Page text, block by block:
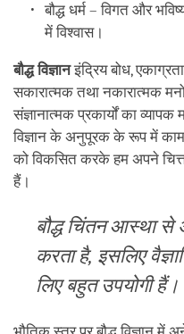
बौद्ध धर्म – विगत और
में विश्वास।
बौद्ध विज्ञानइंद्रिय बोध,
सकारात्मक तथा नकारात्मक
संज्ञानात्मक प्रकार्यों का
विज्ञान के अनुपूरक के रूप में
को विकसित करके हम अपने
हैं।
बौद्ध चिंतन आस्था से
करता है, इसलिए
लिए बहुत उपयोगी हैं।